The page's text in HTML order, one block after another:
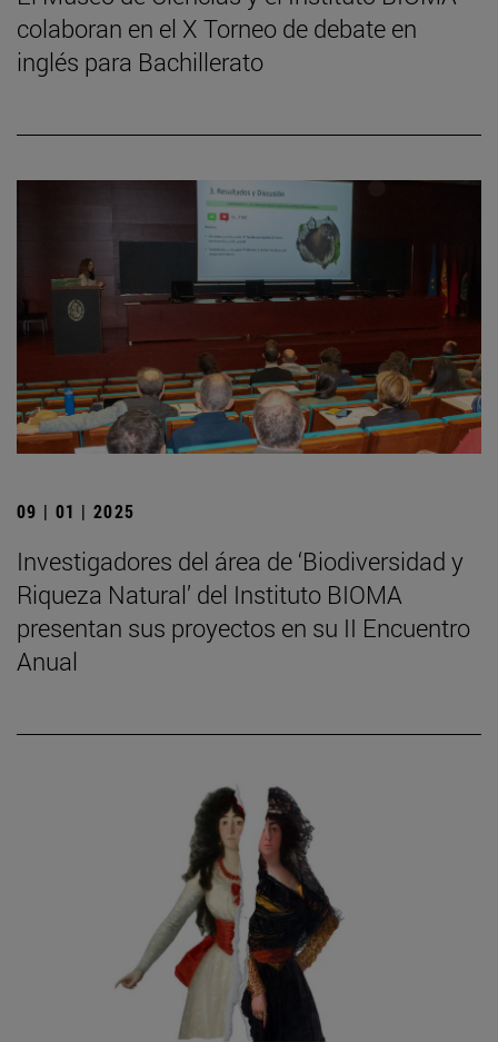
colaboran en el X Torneo de debate en
inglés para Bachillerato
09 | 01 | 2025
Investigadores del área de ‘Biodiversidad y
Riqueza Natural’ del Instituto BIOMA
presentan sus proyectos en su II Encuentro
Anual